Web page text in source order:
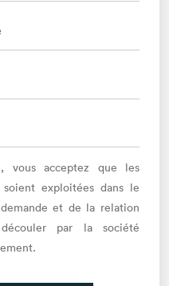
vous acceptez que les
soient exploitées dans le
et de la relation
par la société